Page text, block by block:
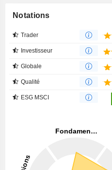
Notations
Trader
Investisseur
Globale
Qualité
ESG MSCI